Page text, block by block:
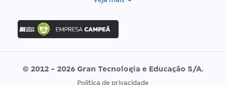
Concurso Ibama
Concurso MPU
Editais publicados
Vunesp
© 2012 - 2026 Gran Tecnologia e Educação S/A.
Política de privacidade